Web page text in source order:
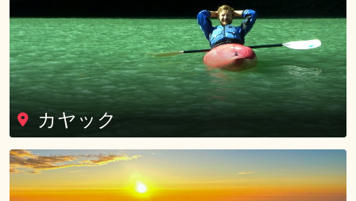
カヤック